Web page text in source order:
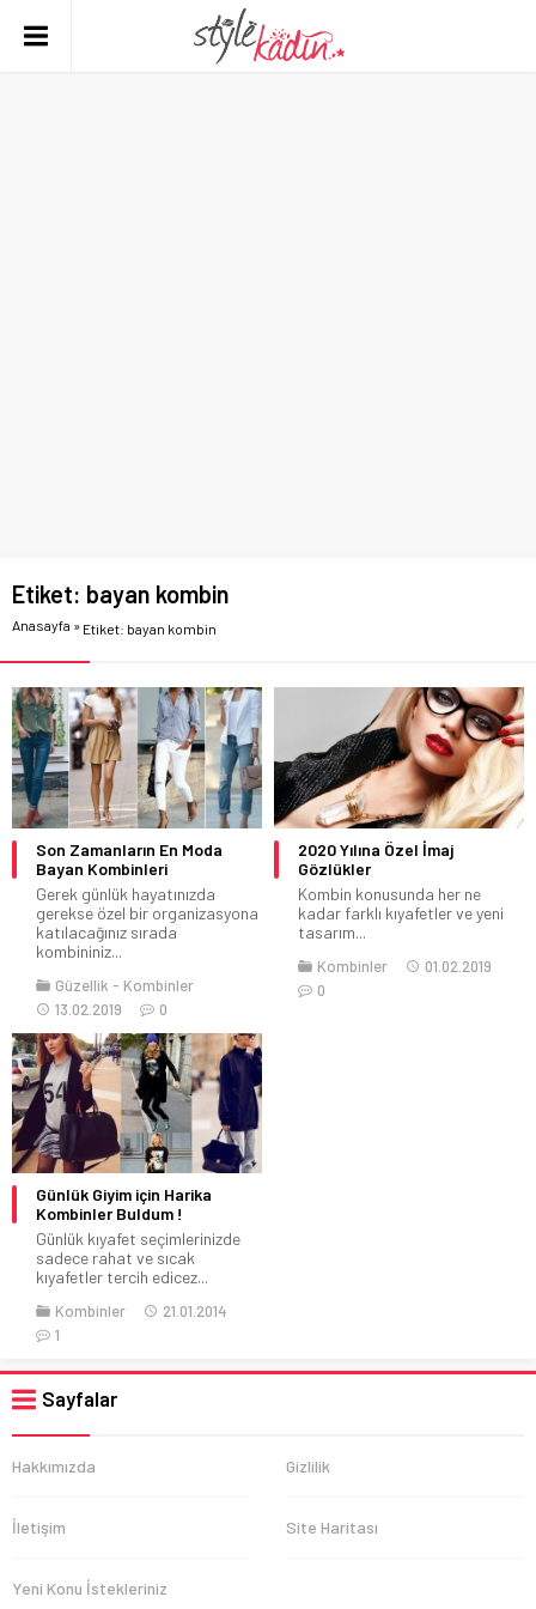
Etiket: bayan kombin
Anasayfa » Etiket: bayan kombin
Son Zamanların En Moda
Bayan Kombinleri
Gerek günlük hayatınızda
gerekse özel bir organizasyona
katılacağınız sırada
kombininiz...
Güzellik
Kombinler
13.02.2019
0
2020 Yılına Özel İmaj
Gözlükler
Kombin konusunda her ne
kadar farklı kıyafetler ve yeni
tasarım...
Kombinler
01.02.2019
0
Günlük Giyim için Harika
Kombinler Buldum !
Günlük kıyafet seçimlerinizde
sadece rahat ve sıcak
kıyafetler tercih edicez...
Kombinler
21.01.2014
1
Sayfalar
Hakkımızda Gizlilik
İletişim Site Haritası
Yeni Konu İstekleriniz